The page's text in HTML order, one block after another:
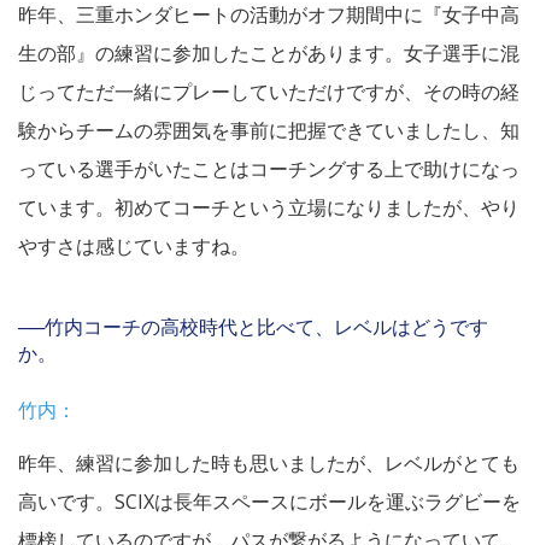
昨年、三重ホンダヒートの活動がオフ期間中に『女子中高
生の部』の練習に参加したことがあります。女子選手に混
じってただ一緒にプレーしていただけですが、その時の経
験からチームの雰囲気を事前に把握できていましたし、知
っている選手がいたことはコーチングする上で助けになっ
ています。初めてコーチという立場になりましたが、やり
やすさは感じていますね。
──竹内コーチの高校時代と比べて、レベルはどうです
か。
竹内：
昨年、練習に参加した時も思いましたが、レベルがとても
高いです。SCIXは長年スペースにボールを運ぶラグビーを